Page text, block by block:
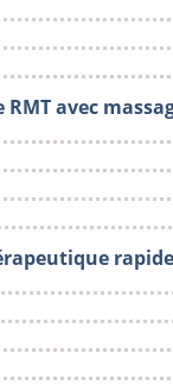
avec